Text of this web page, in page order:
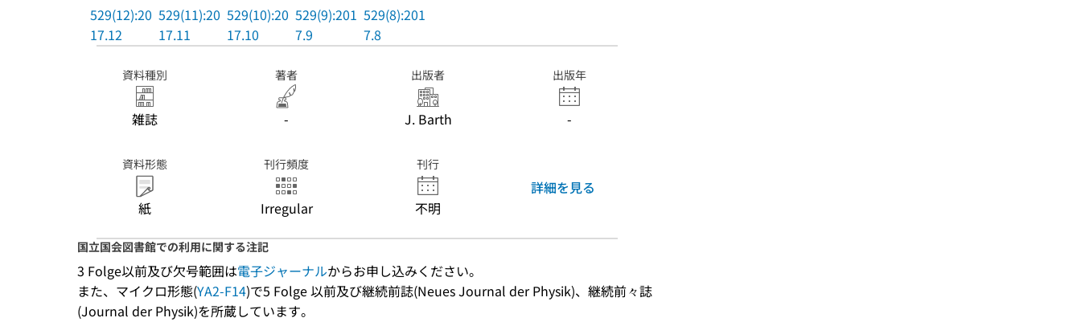
529(12):20
17.12
529(11):20
17.11
529(10):20
17.10
529(9):201
7.9
529(8):201
7.8
資料種別
雑誌
著者
-
出版者
J. Barth
出版年
-
資料形態
紙
刊行頻度
Irregular
刊行
不明
詳細を見る
国立国会図書館での利用に関する注記
3 Folge以前及び欠号範囲は電子ジャーナルからお申し込みください。
また、マイクロ形態(YA2-F14)で5 Folge 以前及び継続前誌(Neues Journal der Physik)、継続前々誌
(Journal der Physik)を所蔵しています。